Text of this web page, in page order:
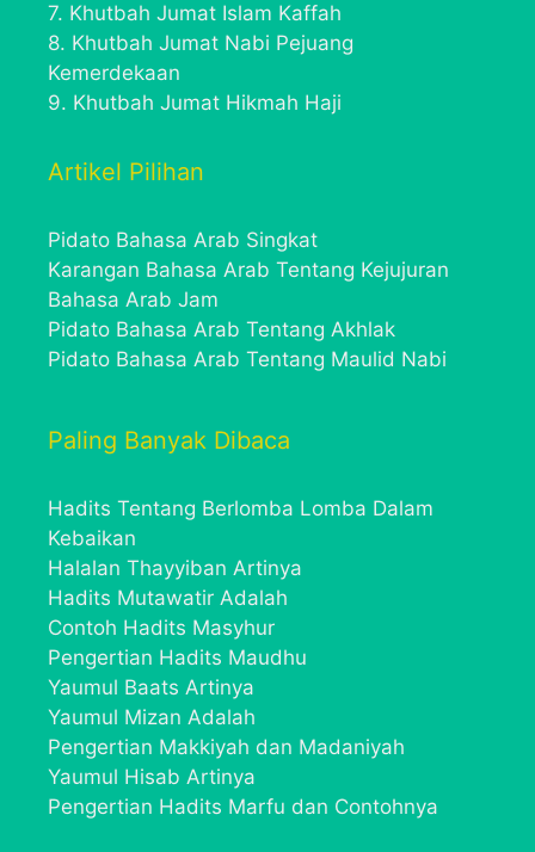
7. Khutbah Jumat Islam Kaffah
8. Khutbah Jumat Nabi Pejuang
Kemerdekaan
9. Khutbah Jumat Hikmah Haji
Artikel Pilihan
Pidato Bahasa Arab Singkat
Karangan Bahasa Arab Tentang Kejujuran
Bahasa Arab Jam
Pidato Bahasa Arab Tentang Akhlak
Pidato Bahasa Arab Tentang Maulid Nabi
Paling Banyak Dibaca
Hadits Tentang Berlomba Lomba Dalam
Kebaikan
Halalan Thayyiban Artinya
Hadits Mutawatir Adalah
Contoh Hadits Masyhur
Pengertian Hadits Maudhu
Yaumul Baats Artinya
Yaumul Mizan Adalah
Pengertian Makkiyah dan Madaniyah
Yaumul Hisab Artinya
Pengertian Hadits Marfu dan Contohnya